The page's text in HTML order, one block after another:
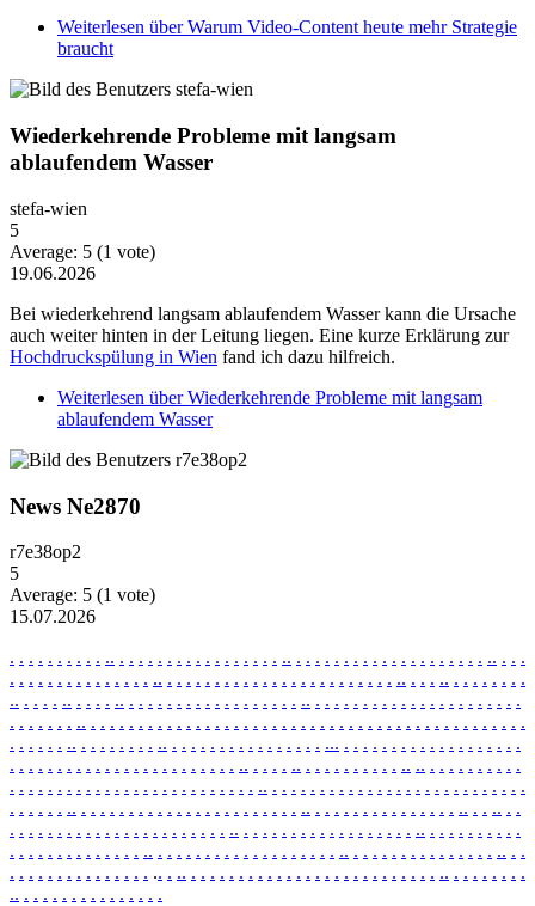
Weiterlesen über Warum Video-Content heute mehr Strategie
braucht
Wiederkehrende Probleme mit langsam
ablaufendem Wasser
stefa-wien
5
Average: 5 (1 vote)
19.06.2026
Bei wiederkehrend langsam ablaufendem Wasser kann die Ursache
auch weiter hinten in der Leitung liegen. Eine kurze Erklärung zur
Hochdruckspülung in Wien fand ich dazu hilfreich.
Weiterlesen über Wiederkehrende Probleme mit langsam
ablaufendem Wasser
News Ne2870
r7e38op2
5
Average: 5 (1 vote)
15.07.2026
. . . . . . . . . . .. . . . . . . . . . . . . . . . . . .. . . . . . . . . . . . . . . . . . . . . .. . . .
. . . . . . . . . . . . . . . .. . . . . . . . . . . . . . . . . . . . . . . . . .. . . . .. . . . . . . . .
.. . . . . .. . . . . .. . . . . . . . . . . . . . . . . . . .. . . . . . . . . . . . . . . . . . . . . . .
. . . . . . . .. . . . . . . . . . . . . . . . . . . . . . . . . . . . . . . . . . . . . . . . . . . . . . .
. . . . . . .. . . . . . . . . .. . . . . . . . . . . . . . . . . ... . . . . . . . . . . . . . . . . . . .
. . . . . . . . . . . . . . . . . . . . . . . . .. . . . . .. . . . . . . . . . . .. .. . . . . . . . . . .
. . . . . . . . . . . . . . . . . . . . . . . . . . .. . . . . . . . . . . . . . . . . . . . . . . . . . . .
. . . . . . .. . . . . . . . . . . . . . . . . . . . . . . . .. . . . . . . . . . . . . . . . .. . . .. . .
. . . . . . . . . . . . . . . . . . . . . . . .. . . . . . . . . . . . . . . . . . . .. . . . . . . . . . .
. . . . . . . . . . . . . . .. . . . . . . . . . . . . . . . . . . . .. . . . . . . . . . . . . . . . .. . .
. . . . . . . . . . . . . . . .. . .. . . . . . . . . . . . . . . . . . . . . . . . . . . .. . . . . . . . .
.. . . . . . . . . . . . . . . .